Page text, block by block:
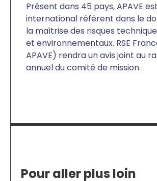
Présent dans 45 pays, APAVE
international référent dans le
la maîtrise des risques
et environnementaux. RSE
APAVE) rendra un avis joint au
annuel du comité de mission.
Pour aller plus loin